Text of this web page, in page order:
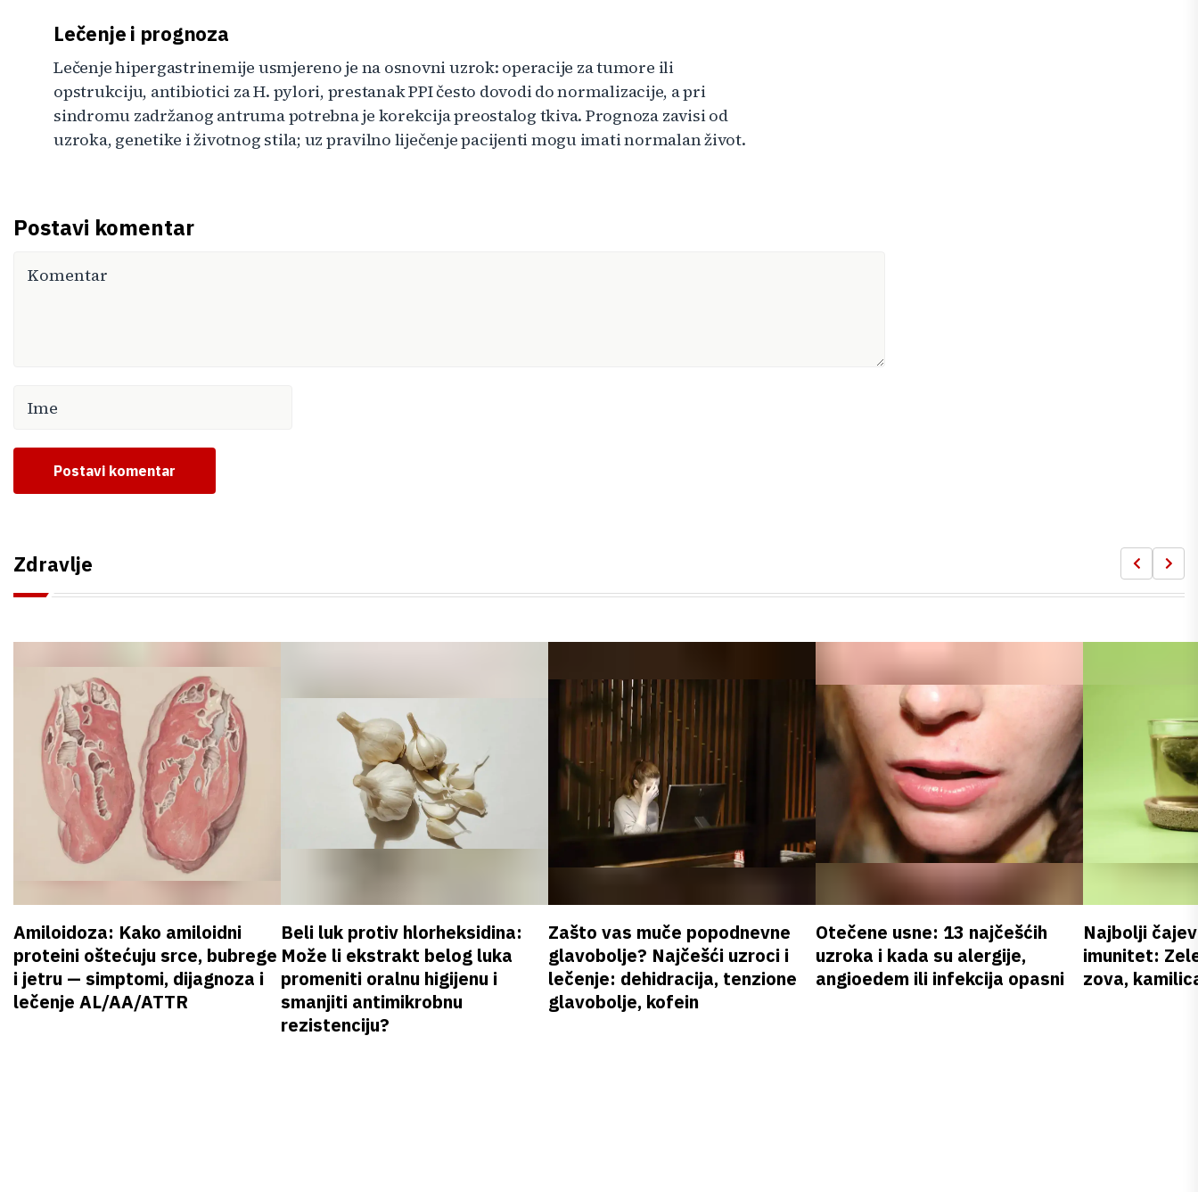
Lečenje i prognoza
Lečenje hipergastrinemije usmjereno je na osnovni uzrok: operacije za tumore ili
opstrukciju, antibiotici za H. pylori, prestanak PPI često dovodi do normalizacije, a pri
sindromu zadržanog antruma potrebna je korekcija preostalog tkiva. Prognoza zavisi od
uzroka, genetike i životnog stila; uz pravilno liječenje pacijenti mogu imati normalan život.
Postavi komentar
Postavi komentar
Zdravlje
Amiloidoza: Kako amiloidni
proteini oštećuju srce, bubrege
i jetru — simptomi, dijagnoza i
lečenje AL/AA/ATTR
Beli luk protiv hlorheksidina:
Može li ekstrakt belog luka
promeniti oralnu higijenu i
smanjiti antimikrobnu
rezistenciju?
Zašto vas muče popodnevne
glavobolje? Najčešći uzroci i
lečenje: dehidracija, tenzione
glavobolje, kofein
Otečene usne: 13 najčešćih
uzroka i kada su alergije,
angioedem ili infekcija opasni
Najbolji
imunitet:
zova,